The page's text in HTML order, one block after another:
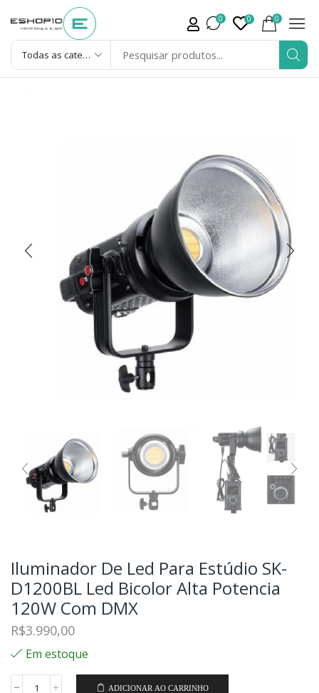
0 0 0
Iluminador De Led Para Estúdio SK-
D1200BL Led Bicolor Alta Potencia
120W Com DMX
R$3.990,00
Em estoque
ADICIONAR AO CARRINHO